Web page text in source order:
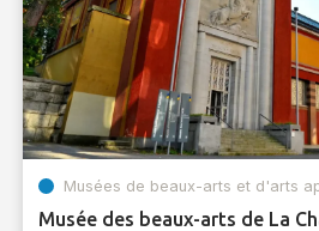
Musées de beaux-arts et d'arts
Musée des beaux-arts de La